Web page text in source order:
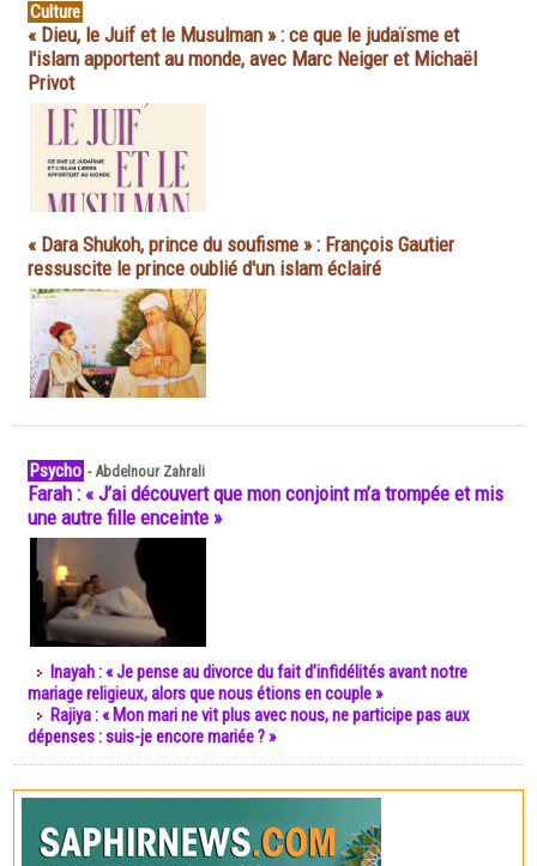
Culture
« Dieu, le Juif et le Musulman » : ce que le judaïsme et
l'islam apportent au monde, avec Marc Neiger et Michaël
Privot
« Dara Shukoh, prince du soufisme » : François Gautier
ressuscite le prince oublié d'un islam éclairé
Psycho -Abdelnour Zahrali
Farah : « J’ai découvert que mon conjoint m’a trompée et mis
une autre fille enceinte »
Inayah : « Je pense au divorce du fait d’infidélités avant notre
mariage religieux, alors que nous étions en couple »
Rajiya : « Mon mari ne vit plus avec nous, ne participe pas aux
dépenses : suis-je encore mariée ? »